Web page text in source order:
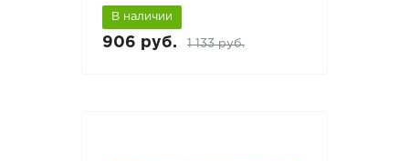
В наличии
906 руб. 1 133 руб.